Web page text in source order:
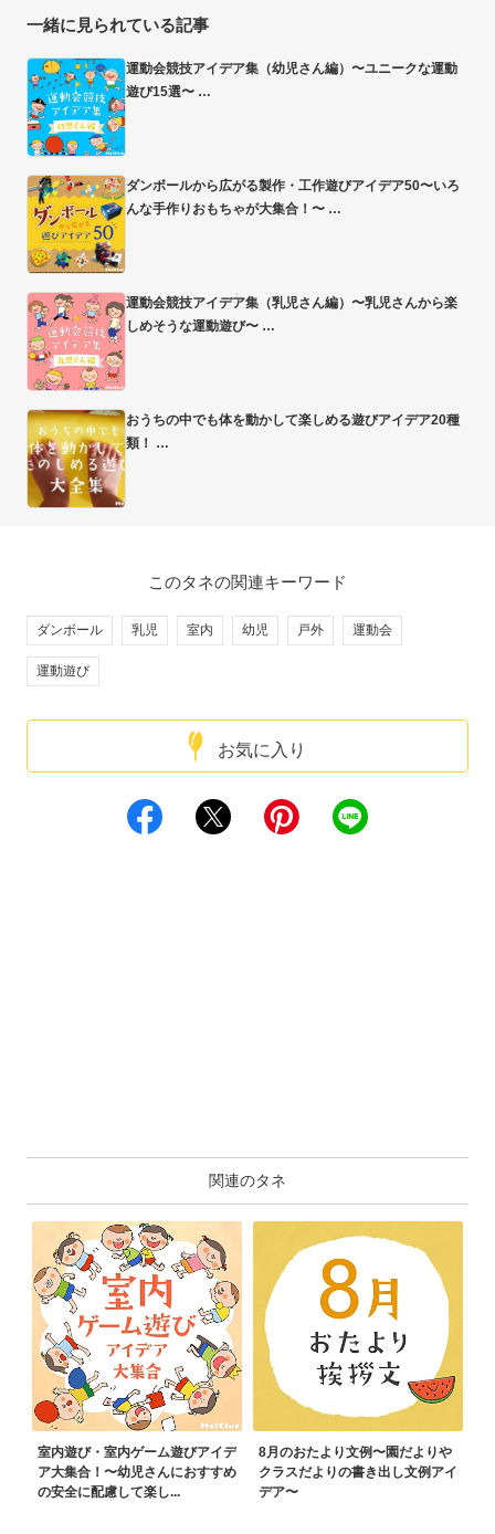
一緒に見られている記事
運動会競技アイデア集（幼児さん編）〜ユニークな運動
遊び15選〜
ダンボールから広がる製作・工作遊びアイデア50〜いろ
んな手作りおもちゃが大集合！〜
運動会競技アイデア集（乳児さん編）〜乳児さんから楽
しめそうな運動遊び〜
おうちの中でも体を動かして楽しめる遊びアイデア20種
類！
お気に入り
このタネの関連キーワード
ダンボール 乳児 室内 幼児 戸外 運動会
運動遊び
関連のタネ
室内遊び・室内ゲーム遊びアイデ
ア大集合！〜幼児さんにおすすめ
の安全に配慮して楽し...
8月のおたより文例〜園だよりや
クラスだよりの書き出し文例アイ
デア〜